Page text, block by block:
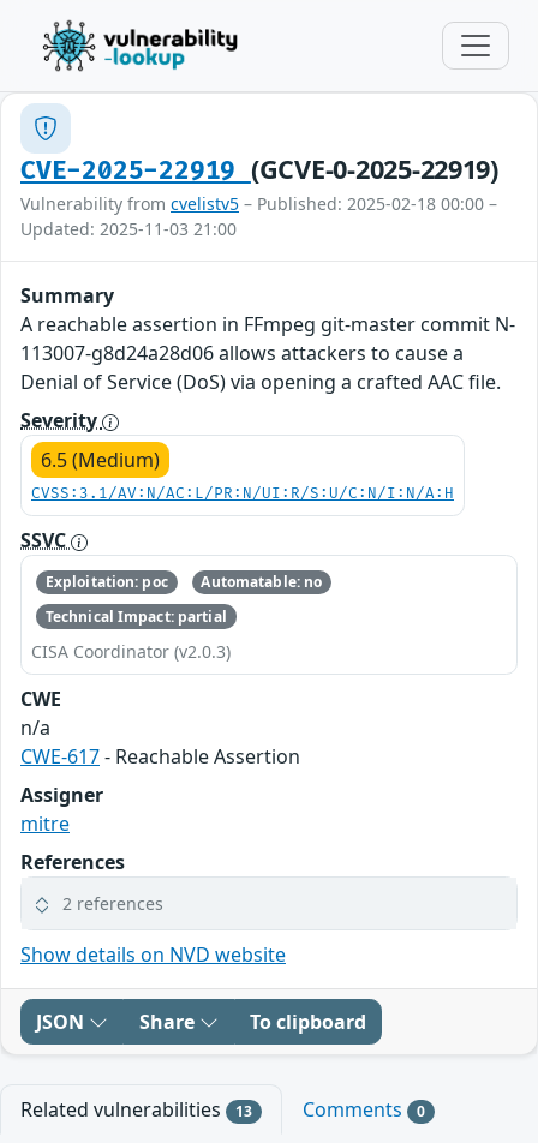
CVE-2025-22919 (GCVE-0-2025-22919)
Vulnerability from cvelistv5 – Published: 2025-02-18 00:00 –
Updated: 2025-11-03 21:00
Summary
A reachable assertion in FFmpeg git-master commit N-
113007-g8d24a28d06 allows attackers to cause a
Denial of Service (DoS) via opening a crafted AAC file.
Severity
6.5 (Medium)
CVSS:3.1/AV:N/AC:L/PR:N/UI:R/S:U/C:N/I:N/A:H
SSVC
Exploitation: poc
Automatable: no
Technical Impact: partial
CISA Coordinator (v2.0.3)
CWE
n/a
CWE-617- Reachable Assertion
Assigner
mitre
References
2 references
Show details on NVD website
JSON Share To clipboard
Related vulnerabilities 13 Comments 0